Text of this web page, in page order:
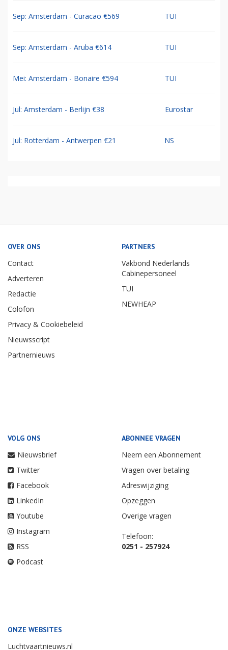
Sep: Amsterdam - Curacao €569 TUI
Sep: Amsterdam - Aruba €614 TUI
Mei: Amsterdam - Bonaire €594 TUI
Jul: Amsterdam - Berlijn €38 Eurostar
Jul: Rotterdam - Antwerpen €21 NS
OVER ONS
Contact
Adverteren
Redactie
Colofon
Privacy & Cookiebeleid
Nieuwsscript
Partnernieuws
PARTNERS
Vakbond Nederlands
Cabinepersoneel
TUI
NEWHEAP
VOLG ONS
Nieuwsbrief
Twitter
Facebook
LinkedIn
Youtube
Instagram
RSS
Podcast
ABONNEE VRAGEN
Neem een Abonnement
Vragen over betaling
Adreswijziging
Opzeggen
Overige vragen
Telefoon:
0251 - 257924
ONZE WEBSITES
Luchtvaartnieuws.nl